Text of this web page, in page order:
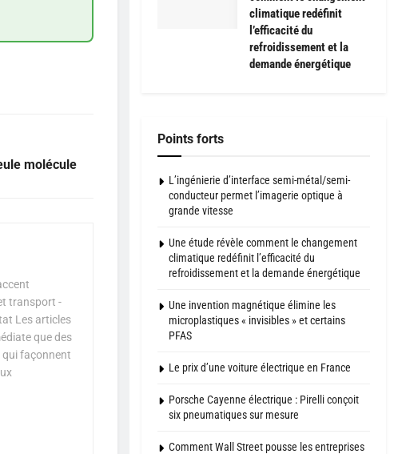
molécule
transport -
Les articles
que des
qui façonnent
climatique redéfinit
l’efficacité du
refroidissement et la
demande énergétique
Points forts
L’ingénierie d’interface semi-métal/semi-
conducteur permet l’imagerie optique à
grande vitesse
Une étude révèle comment le changement
climatique redéfinit l’efficacité du
refroidissement et la demande énergétique
Une invention magnétique élimine les
microplastiques « invisibles » et certains
PFAS
Le prix d’une voiture électrique en France
Porsche Cayenne électrique : Pirelli conçoit
six pneumatiques sur mesure
Comment Wall Street pousse les entreprises